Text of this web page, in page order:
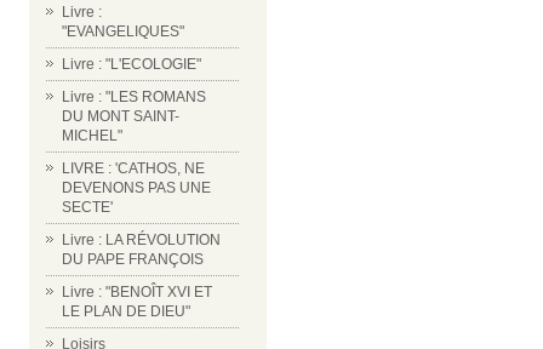
Livre :
"EVANGELIQUES"
Livre : "L'ECOLOGIE"
Livre : "LES ROMANS
DU MONT SAINT-
MICHEL"
LIVRE : 'CATHOS, NE
DEVENONS PAS UNE
SECTE'
Livre : LA RÉVOLUTION
DU PAPE FRANÇOIS
Livre : "BENOÎT XVI ET
LE PLAN DE DIEU"
Loisirs